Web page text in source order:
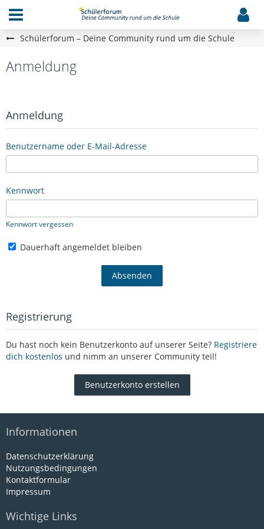
Schülerforum – Deine Community rund um die Schule
Anmeldung
Anmeldung
Benutzername oder E-Mail-Adresse
Kennwort
Kennwort vergessen
Dauerhaft angemeldet bleiben
Registrierung
Du hast noch kein Benutzerkonto auf unserer Seite? Registriere
dich kostenlos und nimm an unserer Community teil!
Benutzerkonto erstellen
Informationen
Datenschutzerklärung
Nutzungsbedingungen
Kontaktformular
Impressum
Wichtige Links